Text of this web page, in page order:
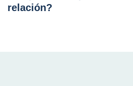
relación?